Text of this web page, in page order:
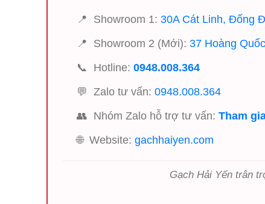
📍 Showroom 1: 30A Cát Linh, Đống
📍
Showroom 2 (Mới): 37 Hoàng
📞
Hotline: 0948.008.364
💬 Zalo tư vấn: 0948.008.364
👥 Nhóm Zalo hỗ trợ tư vấn: Tham
🌐 Website: gachhaiyen.com
Gạch Hải Yến trân